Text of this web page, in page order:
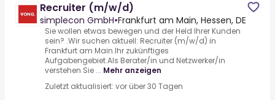
Recruiter (m/w/d)
simplecon GmbH•Frankfurt am Main, Hessen, DE
Sie wollen etwas bewegen und der Held Ihrer Kunden
sein? .Wir suchen aktuell: Recruiter (m/w/d) in
Frankfurt am Main.Ihr zukünftiges
Aufgabengebiet.Als Berater/in und Netzwerker/in
verstehen Sie ... Mehr anzeigen
Zuletzt aktualisiert: vor über 30 Tagen